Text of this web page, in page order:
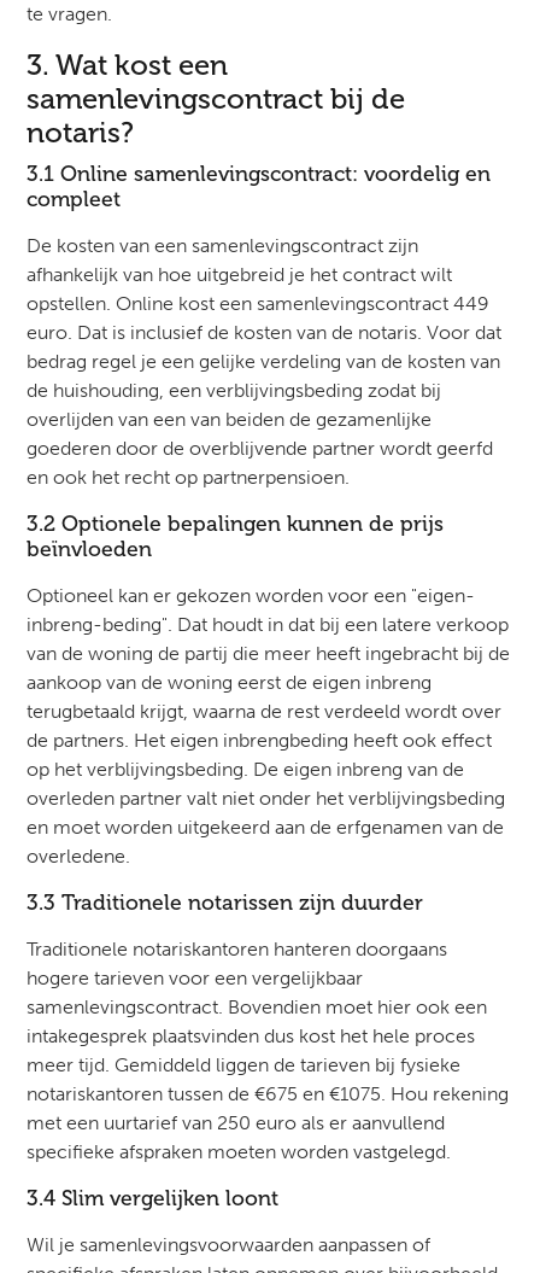
te vragen.
3. Wat kost een
samenlevingscontract bij de
notaris?
3.1 Online samenlevingscontract: voordelig en
compleet
De kosten van een samenlevingscontract zijn
afhankelijk van hoe uitgebreid je het contract wilt
opstellen. Online kost een samenlevingscontract 449
euro. Dat is inclusief de kosten van de notaris. Voor dat
bedrag regel je een gelijke verdeling van de kosten van
de huishouding, een verblijvingsbeding zodat bij
overlijden van een van beiden de gezamenlijke
goederen door de overblijvende partner wordt geerfd
en ook het recht op partnerpensioen.
3.2 Optionele bepalingen kunnen de prijs
beïnvloeden
Optioneel kan er gekozen worden voor een "eigen-
inbreng-beding". Dat houdt in dat bij een latere verkoop
van de woning de partij die meer heeft ingebracht bij de
aankoop van de woning eerst de eigen inbreng
terugbetaald krijgt, waarna de rest verdeeld wordt over
de partners. Het eigen inbrengbeding heeft ook effect
op het verblijvingsbeding. De eigen inbreng van de
overleden partner valt niet onder het verblijvingsbeding
en moet worden uitgekeerd aan de erfgenamen van de
overledene.
3.3 Traditionele notarissen zijn duurder
Traditionele notariskantoren hanteren doorgaans
hogere tarieven voor een vergelijkbaar
samenlevingscontract. Bovendien moet hier ook een
intakegesprek plaatsvinden dus kost het hele proces
meer tijd. Gemiddeld liggen de tarieven bij fysieke
notariskantoren tussen de €675 en €1075. Hou rekening
met een uurtarief van 250 euro als er aanvullend
specifieke afspraken moeten worden vastgelegd.
3.4 Slim vergelijken loont
Wil je samenlevingsvoorwaarden aanpassen of